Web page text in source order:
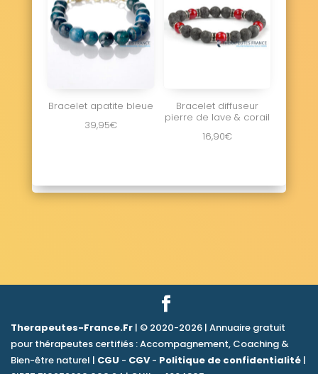
Bracelet apatite bleue
39,95€
Bracelet diffuseur
pierre de lave & corail
16,90€
Therapeutes-France.Fr | © 2020-2026 | Annuaire gratuit
pour thérapeutes certifiés : Accompagnement, Coaching &
Bien-être naturel | CGU - CGV- Politique de confidentialité |